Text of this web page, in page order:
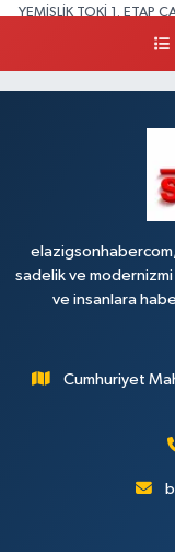
YEMİŞLİK TOKİ 1. ETAP
(HOZAT GARAJI OPET
sadelik ve modernizmi
ve insanlara
Cumhuriyet